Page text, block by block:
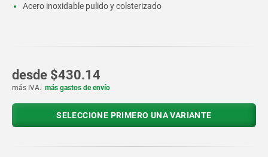
Acero inoxidable pulido y colsterizado
desde $430.14
más IVA. más gastos de envío
SELECCIONE PRIMERO UNA VARIANTE